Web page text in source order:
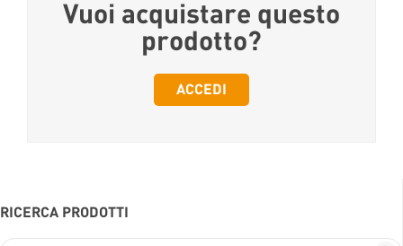
Vuoi acquistare questo
prodotto?
ACCEDI
RICERCA PRODOTTI